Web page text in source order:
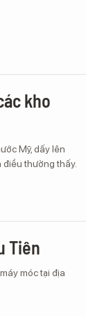
kho
Mỹ, dấy lên
điều thường thấy.
Tiên
móc tại địa